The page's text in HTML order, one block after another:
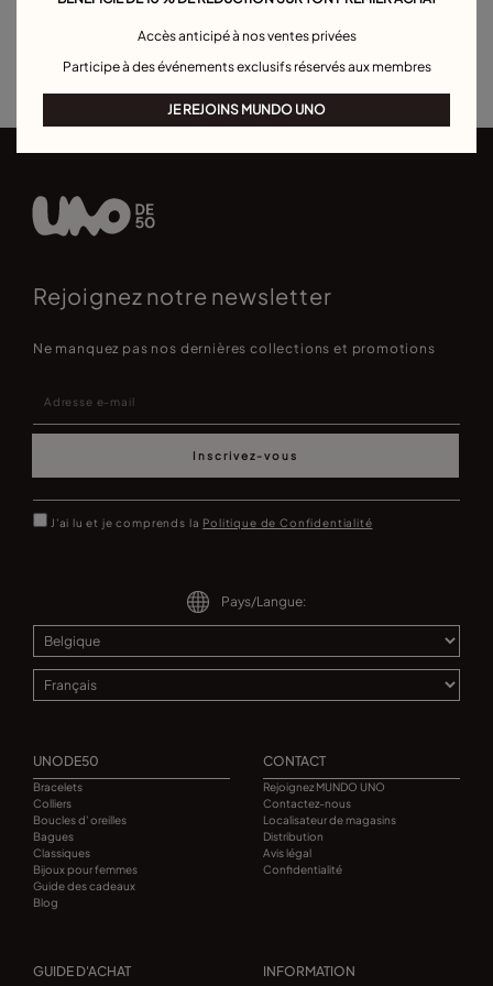
Bracelets de personnalisation Best sellers bracelets
Rejoignez notre newsletter
Ne manquez pas nos dernières collections et promotions
Inscrivez-vous
J'ai lu et je comprends la Politique de Confidentialité
Pays/Langue:
UNODE50
Bracelets
Colliers
Boucles d' oreilles
Bagues
Classiques
Bijoux pour femmes
Guide des cadeaux
Blog
CONTACT
Rejoignez MUNDO UNO
Contactez-nous
Localisateur de magasins
Distribution
Avis légal
Confidentialité
GUIDE D'ACHAT INFORMATION
Accès anticipé à nos ventes privées
Participe à des événements exclusifs réservés aux membres
JE REJOINS MUNDO UNO